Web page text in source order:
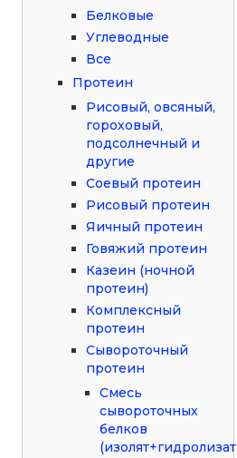
Белковые
Углеводные
Все
Протеин
Рисовый, овсяный,
гороховый,
подсолнечный и
другие
Соевый протеин
Рисовый протеин
Яичный протеин
Говяжий протеин
Казеин (ночной
протеин)
Комплексный
протеин
Сывороточный
протеин
Смесь
сывороточных
белков
(изолят+гидролизат